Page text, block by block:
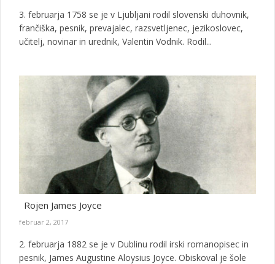
3. februarja 1758 se je v Ljubljani rodil slovenski duhovnik,
frančiška, pesnik, prevajalec, razsvetljenec, jezikoslovec,
učitelj, novinar in urednik, Valentin Vodnik. Rodil...
Rojen James Joyce
februar 2, 2017
2. februarja 1882 se je v Dublinu rodil irski romanopisec in
pesnik, James Augustine Aloysius Joyce. Obiskoval je šole